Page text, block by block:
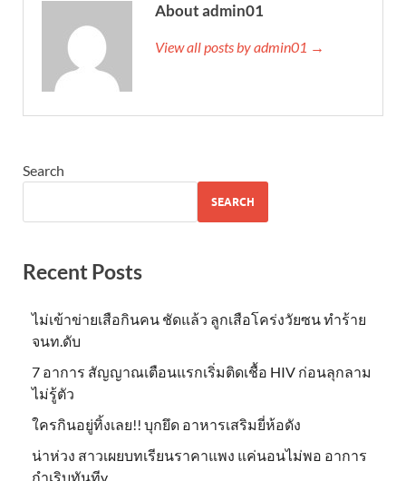
About admin01
View all posts by admin01 →
Search
SEARCH
Recent Posts
ไม่เข้าข่าย​เสือกินคน ชัดแล้ว ลูกเสือโคร่งวัยซน ทำร้าย
จนท.ดับ
7 อาการ สัญญาณเตือนแรกเริ่มติดเชื้อ HIV ก่อนลุกลาม
ไม่รู้ตัว
ใครกินอยู่ทิ้งเลย!! บุกยึด อาหารเสริมยี่ห้อดัง
น่าห่วง สาวเผยบทเรียนราคาแพง แค่นอนไม่พอ อาการ
กำเริบทันทีv